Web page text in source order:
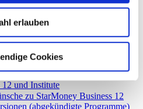
erlauben
CookiesBusiness 12
Business 12
Business 12
und Institute
zu StarMoney Business 12
(abgekündigte Programme)